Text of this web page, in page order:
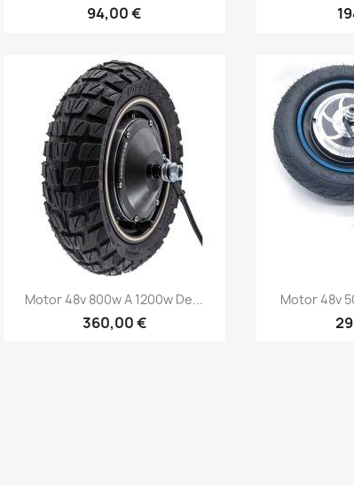
94,00 €
Vista rápida
Motor 48v 800w A 1200w De...
360,00 €

Motor 48v